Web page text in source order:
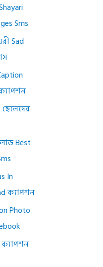
Sms
Sad
Best
In
ক্যাপশন
Photo
ক্যাপশন